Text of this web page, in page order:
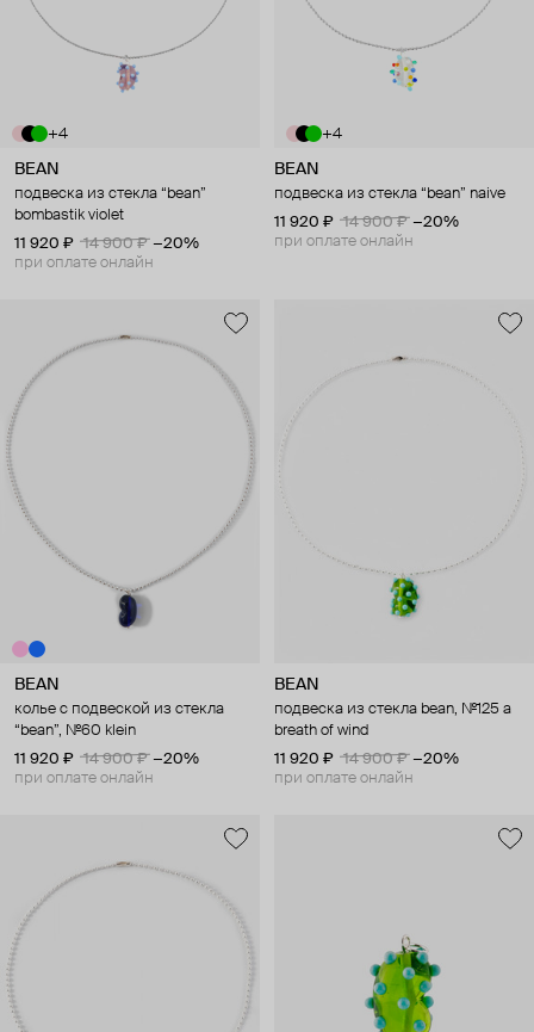
+4
BEAN
подвеска из стекла “bean”
bombastik violet
11 920 ₽
14 900 ₽ −20%
при оплате онлайн
+4
BEAN
подвеска из стекла “bean” naive
11 920 ₽
14 900 ₽ −20%
при оплате онлайн
BEAN
колье с подвеской из стекла
“bean”, №60 klein
11 920 ₽
14 900 ₽ −20%
при оплате онлайн
BEAN
подвеска из стекла bean, №125 a
breath of wind
11 920 ₽
14 900 ₽ −20%
при оплате онлайн